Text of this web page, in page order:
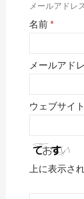
メールアドレ
名前 *
メールアド
ウェブサイト
上に表示さ